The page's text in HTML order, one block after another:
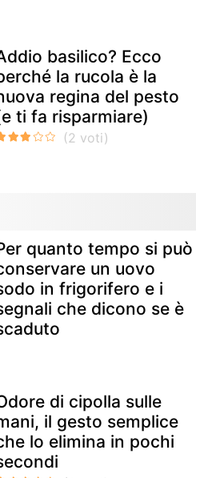
basilico? Ecco
la rucola è la
regina del pesto
ti fa risparmiare)
quanto tempo si può
un uovo
in frigorifero e i
che dicono se è
di cipolla sulle
il gesto semplice
lo elimina in pochi